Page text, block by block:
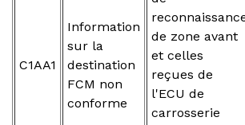
C1AA1
Information
sur la
destination
FCM non
conforme
de zone avant
et celles
reçues de
l'ECU de
carrosserie